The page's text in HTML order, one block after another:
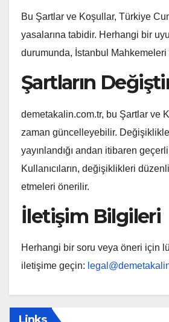
Bu Şartlar ve Koşullar, Türkiye
yasalarına tabidir. Herhangi bir
durumunda, İstanbul Mahkemeleri
Şartların
demetakalin.com.tr, bu Şartlar ve
zaman güncelleyebilir.
yayınlandığı andan itibaren geçerli
Kullanıcıların, değişiklikleri
etmeleri önerilir.
İletişim Bilgileri
Herhangi bir soru veya öneri için
iletişime geçin: